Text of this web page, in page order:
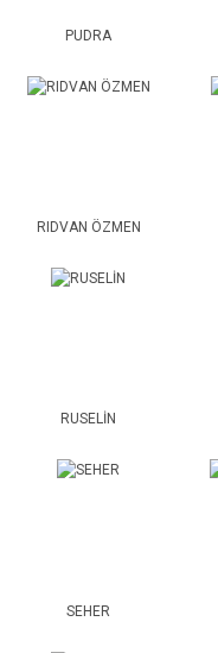
PUDRA
RIDVAN ÖZMEN
RUSELİN
SEHER